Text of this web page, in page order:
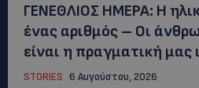
ΓΕΝΕΘΛΙΟΣ ΗΜΕΡΑ: Η
ένας αριθμός – Οι
είναι η πραγματική μας
STORIES 6 Αυγούστου, 2026